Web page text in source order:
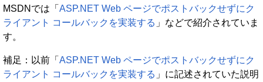
MSDNでは「 ASP.NET Web ページでポストバックせずにク
ライアント コールバックを実装する 」などで紹介されていま
す。
補足：以前「 ASP.NET Web ページでポストバックせずにク
ライアント コールバックを実装する 」に記述されていた説明